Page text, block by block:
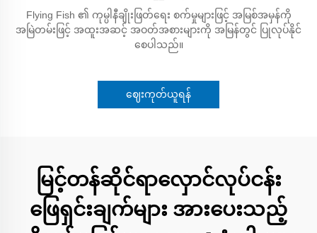
Flying Fish ၏ ကုမ္ပါနီချိုးဖြတ်ရေး စက်မှုများဖြင့် အမြစ်အမှန်ကို
အမြဲတမ်းဖြင့် အထူးအဆင့် အဝတ်အစားများကို အမြန်တွင် ပြုလုပ်နိုင်
စေပါသည်။
ဈေးကုတ်ယူရန်
မြင့်တန်ဆိုင်ရာလှောင်လုပ်ငန်း
ဖြေရှင်းချက်များ အားပေးသည့်